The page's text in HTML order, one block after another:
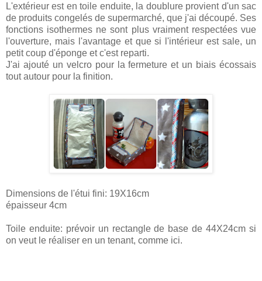
L'extérieur est en toile enduite, la doublure provient d'un sac
de produits congelés de supermarché, que j'ai découpé. Ses
fonctions isothermes ne sont plus vraiment respectées vue
l'ouverture, mais l'avantage et que si l'intérieur est sale, un
petit coup d'éponge et c'est reparti.
J'ai ajouté un velcro pour la fermeture et un biais écossais
tout autour pour la finition.
Dimensions de l'étui fini: 19X16cm
épaisseur 4cm
Toile enduite: prévoir un rectangle de base de 44X24cm si
on veut le réaliser en un tenant, comme ici.